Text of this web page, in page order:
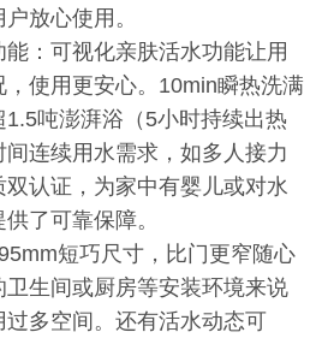
放心使用。
：可视化亲肤活水功能让用
，使用更安心。10min瞬热洗满
吨澎湃浴（5小时持续出热
连续用水需求，如多人接力
认证，为家中有婴儿或对水
了可靠保障。
短巧尺寸，比门更窄随心
生间或厨房等安装环境来说
多空间。还有活水动态可